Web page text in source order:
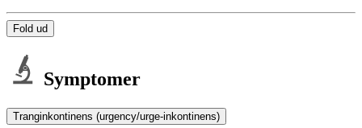
Fold ud
Symptomer
Tranginkontinens (urgency/urge-inkontinens)